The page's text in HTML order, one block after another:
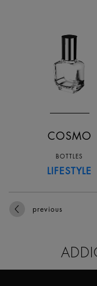
COSMO
BOTTLES
LIFESTYLE
previous